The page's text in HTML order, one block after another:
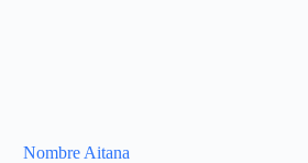
Nombre Aitana